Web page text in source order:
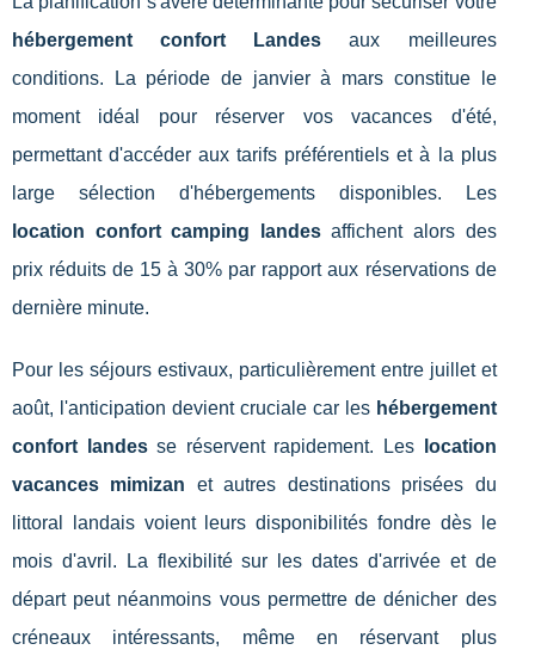
hébergement confort Landes aux meilleures
conditions. La période de janvier à mars constitue le
moment idéal pour réserver vos vacances d'été,
permettant d'accéder aux tarifs préférentiels et à la plus
large sélection d'hébergements disponibles. Les
location confort camping landesaffichent alors des
prix réduits de 15 à 30% par rapport aux réservations de
dernière minute.
Pour les séjours estivaux, particulièrement entre juillet et
août, l'anticipation devient cruciale car les hébergement
confort landesse réservent rapidement. Les
location
vacances mimizan et autres destinations prisées du
littoral landais voient leurs disponibilités fondre dès le
mois d'avril. La flexibilité sur les dates d'arrivée et de
départ peut néanmoins vous permettre de dénicher des
créneaux intéressants, même en réservant plus